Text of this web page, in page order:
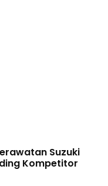
Suzuki
Kompetitor